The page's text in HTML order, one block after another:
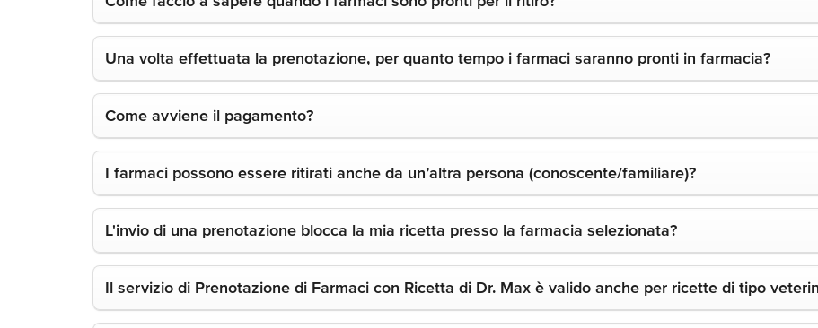
Una volta effettuata la prenotazione, per quanto tempo i farmaci saranno pronti in farmacia?
Come avviene il pagamento?
I farmaci possono essere ritirati anche da un’altra persona (conoscente/familiare)?
L'invio di una prenotazione blocca la mia ricetta presso la farmacia selezionata?
Il servizio di Prenotazione di Farmaci con Ricetta di Dr. Max è valido anche per ricette di tipo